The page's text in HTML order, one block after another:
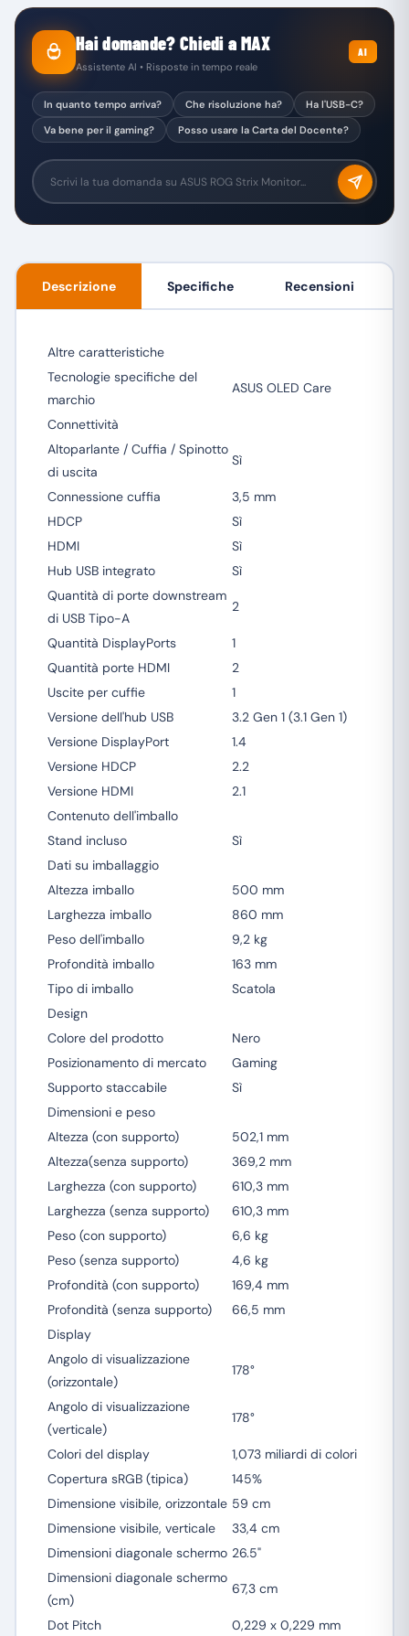
Hai domande? Chiedi a MAX
Assistente AI • Risposte in tempo reale
AI
In quanto tempo arriva? Che risoluzione ha?
Ha l'USB-C?
Va bene per il gaming?
Posso usare la Carta del Docente?
Descrizione Specifiche Recensioni
Altre caratteristiche
Tecnologie specifiche del
marchio
ASUS OLED Care
Connettività
Altoparlante / Cuffia / Spinotto
di uscita
Sì
Connessione cuffia
3,5 mm
HDCP
Sì
HDMI
Sì
Hub USB integrato
Sì
Quantità di porte downstream
di USB Tipo-A
2
Quantità DisplayPorts
1
Quantità porte HDMI
2
Uscite per cuffie
1
Versione dell'hub USB
3.2 Gen 1 (3.1 Gen 1)
Versione DisplayPort
1.4
Versione HDCP
2.2
Versione HDMI
2.1
Contenuto dell'imballo
Stand incluso
Sì
Dati su imballaggio
Altezza imballo
500 mm
Larghezza imballo
860 mm
Peso dell'imballo
9,2 kg
Profondità imballo
163 mm
Tipo di imballo
Scatola
Design
Colore del prodotto
Nero
Posizionamento di mercato
Gaming
Supporto staccabile
Sì
Dimensioni e peso
Altezza (con supporto)
502,1 mm
Altezza(senza supporto)
369,2 mm
Larghezza (con supporto)
610,3 mm
Larghezza (senza supporto)
610,3 mm
Peso (con supporto)
6,6 kg
Peso (senza supporto)
4,6 kg
Profondità (con supporto)
169,4 mm
Profondità (senza supporto)
66,5 mm
Display
Angolo di visualizzazione
(orizzontale)
178°
Angolo di visualizzazione
(verticale)
178°
Colori del display
1,073 miliardi di colori
Copertura sRGB (tipica)
145%
Dimensione visibile, orizzontale 59 cm
Dimensione visibile, verticale
33,4 cm
Dimensioni diagonale schermo 26.5"
Dimensioni diagonale schermo
(cm)
67,3 cm
Dot Pitch 0,229 x 0,229 mm